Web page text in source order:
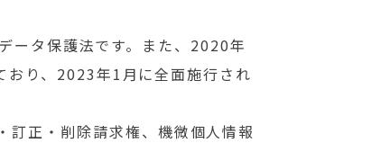
タ保護法です。また、2020年
り、2023年1月に全面施行され
訂正・削除請求権、機微個人情報